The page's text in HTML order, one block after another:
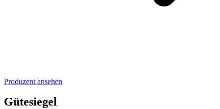
Produzent ansehen
Gütesiegel